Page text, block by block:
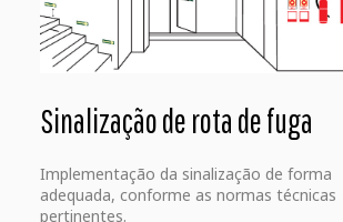
Sinalização de rota de fuga
Implementação da sinalização de forma
adequada, conforme as normas técnicas
pertinentes.